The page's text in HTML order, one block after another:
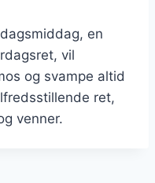
en
vil
og svampe altid
ret,
venner.